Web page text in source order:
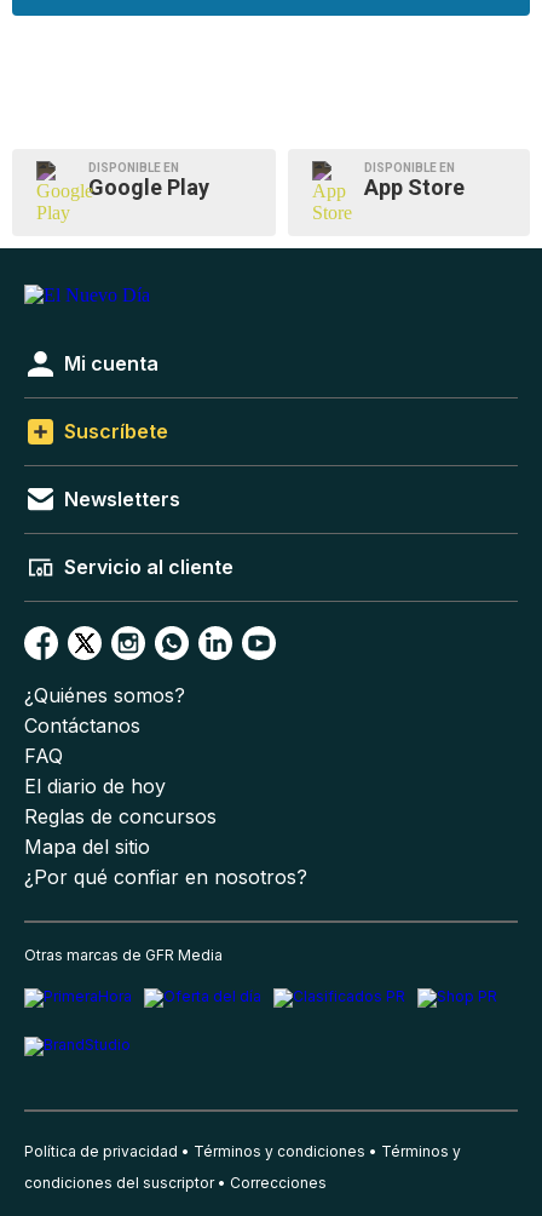
DISPONIBLE EN
Google Play
DISPONIBLE EN
App Store
Mi cuenta
Suscríbete
Newsletters
Servicio al cliente
¿Quiénes somos?
Contáctanos
FAQ
El diario de hoy
Reglas de concursos
Mapa del sitio
¿Por qué confiar en nosotros?
Otras marcas de GFR Media
Política de privacidad Términos y condiciones
Términos y
condiciones del suscriptor
Correcciones